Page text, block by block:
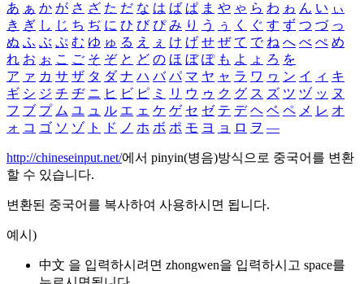
あ ぁ か が さ ざ た だ な は ば ぱ ま や ゃ ら わ ゎ ん い ぃ
き ぎ し じ ち ぢ に ひ び ぴ み り う ぅ く ぐ す ず つ づ っ
ぬ ふ ぶ ぷ む ゆ ゅ る え ぇ け げ せ ぜ て で ね へ べ ぺ め
れ お ぉ こ ご そ ぞ と ど の ほ ぼ ぽ も よ ょ ろ を
ア ァ カ サ ザ タ ダ ナ ハ バ パ マ ヤ ャ ラ ワ ヮ ン イ ィ キ
ギ シ ジ チ ヂ ニ ヒ ビ ピ ミ リ ウ ゥ ク グ ス ズ ツ ヅ ッ ヌ
フ ブ プ ム ユ ュ ル エ ェ ケ ゲ セ ゼ テ デ ヘ ベ ペ メ レ オ
ォ コ ゴ ソ ゾ ト ド ノ ホ ボ ポ モ ヨ ョ ロ ヲ ―
http://chineseinput.net/에서 pinyin(병음)방식으로 중국어를 변환
할 수 있습니다.
변환된 중국어를 복사하여 사용하시면 됩니다.
예시)
中文 을 입력하시려면 zhongwen을 입력하시고 space를